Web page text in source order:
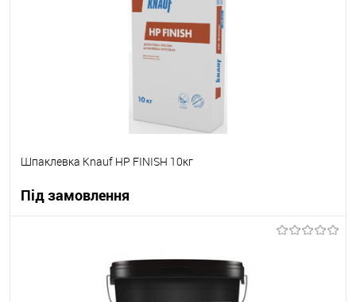
Під замовлення
Шпаклевка Knauf НР FINISH 10кг
Під замовлення
Під замовлення